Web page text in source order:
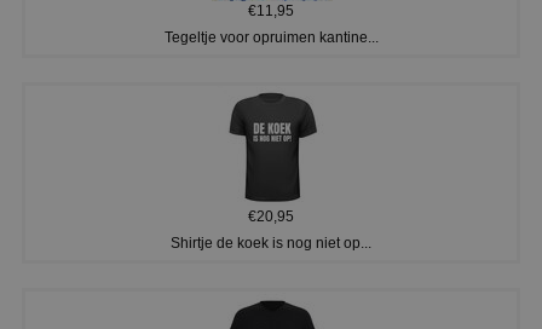
€11,95
Tegeltje voor opruimen kantine...
€20,95
Shirtje de koek is nog niet op...